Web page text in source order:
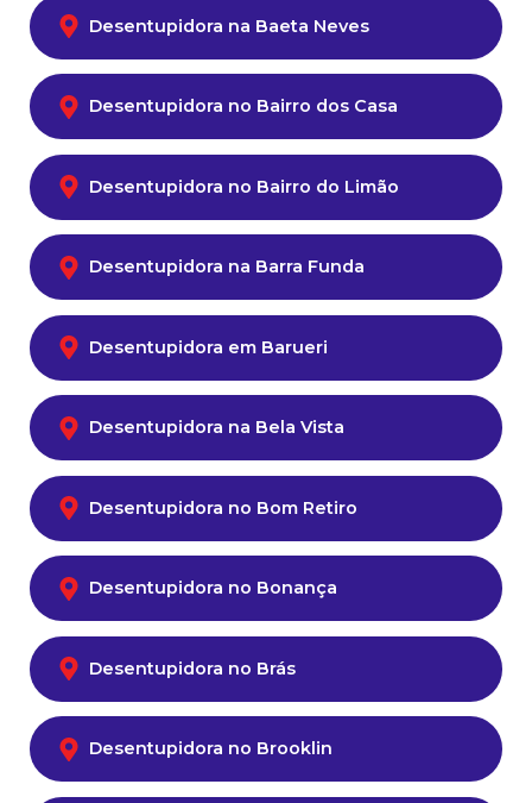
Desentupidora na Baeta Neves
Desentupidora no Bairro dos Casa
Desentupidora no Bairro do Limão
Desentupidora na Barra Funda
Desentupidora em Barueri
Desentupidora na Bela Vista
Desentupidora no Bom Retiro
Desentupidora no Bonança
Desentupidora no Brás
Desentupidora no Brooklin